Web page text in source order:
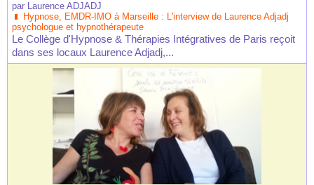
par Laurence ADJADJ
Hypnose, EMDR-IMO à Marseille : L'interview de Laurence Adjadj
psychologue et hypnothérapeute
Le Collège d'Hypnose & Thérapies Intégratives de Paris reçoit
dans ses locaux Laurence Adjadj,...